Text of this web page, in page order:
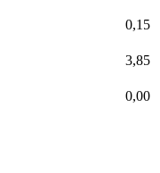
0,15
3,85
0,00